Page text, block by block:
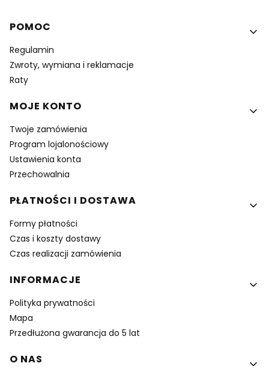
Linki w stopce
POMOC
Regulamin
Zwroty, wymiana i reklamacje
Raty
MOJE KONTO
Twoje zamówienia
Program lojalonościowy
Ustawienia konta
Przechowalnia
PŁATNOŚCI I DOSTAWA
Formy płatności
Czas i koszty dostawy
Czas realizacji zamówienia
INFORMACJE
Polityka prywatności
Mapa
Przedłużona gwarancja do 5 lat
O NAS